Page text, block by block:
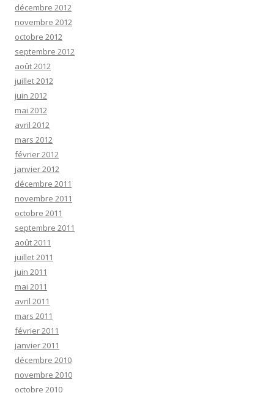
décembre 2012
novembre 2012
octobre 2012
septembre 2012
août 2012
juillet 2012
juin 2012
mai 2012
avril 2012
mars 2012
février 2012
janvier 2012
décembre 2011
novembre 2011
octobre 2011
septembre 2011
août 2011
juillet 2011
juin 2011
mai 2011
avril 2011
mars 2011
février 2011
janvier 2011
décembre 2010
novembre 2010
octobre 2010